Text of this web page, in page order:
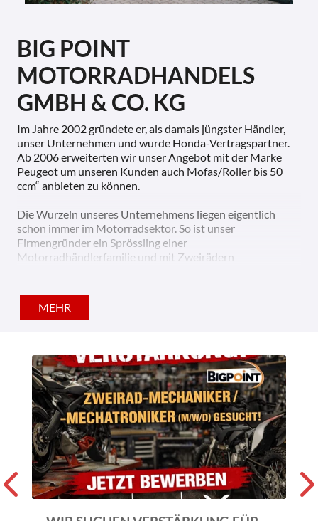
BIG POINT
MOTORRADHANDELS
GMBH & CO. KG
Im Jahre 2002 gründete er, als damals jüngster Händler,
unser Unternehmen und wurde Honda-Vertragspartner.
Ab 2006 erweiterten wir unser Angebot mit der Marke
Peugeot um unseren Kunden auch Mofas/Roller bis 50
ccm“ anbieten zu können.
Die Wurzeln unseres Unternehmens liegen eigentlich
schon immer im Motorradsektor. So ist unser
Firmengründer ein Sprössling einer
Motorradhändlerfamilie und mit Zweirädern
Straßenrennsport und ist dort bis heute noch aktiv.
Im Zubehör- und Bekleidungsbereich bieten wir nur
Produkte an, welche sich hinsichtlich unseres
Qualitätsanspruchs auch bewährt haben. Hierfür steht
Ihnen geschultes Fachpersonal mit langjähriger Erfahrung
zur Verfügung.
Unsere eigentliche Passion sind aber Umbauten. Ob für
die Straße oder die Rennstrecke, perfekt vorbereitete
Motorräder faszinieren uns auch heute noch immer. Einige
der Umbauten werden Sie auf unseren Seiten
wiederfinden, aber am besten besuchen Sie uns vor Ort
MEHR